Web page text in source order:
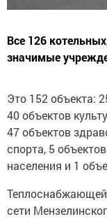
Все 126
значимые
Это 152 объекта:
40 объектов
47 объектов
спорта, 5
населения и 1
сети